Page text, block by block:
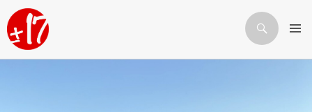
Որոնում
ԱՆՑՆԵԼ ԲՈՎԱՆԴԱԿՈՒԹՅԱՆԸ